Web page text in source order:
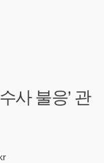
사 불응’ 관